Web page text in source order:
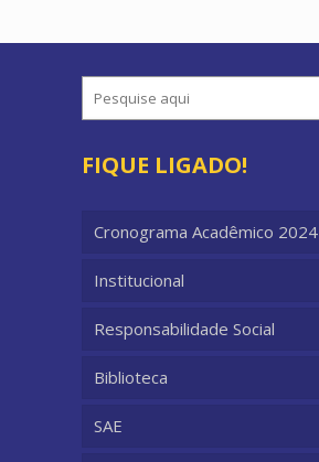
FIQUE LIGADO!
Cronograma Acadêmico 2024
Institucional
Responsabilidade Social
Biblioteca
SAE